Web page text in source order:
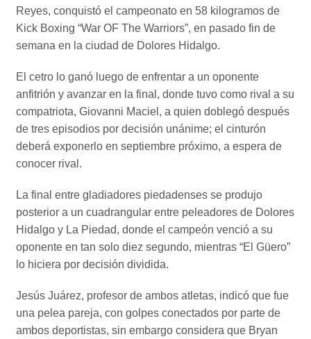
Reyes, conquistó el campeonato en 58 kilogramos de
Kick Boxing “War OF The Warriors”, en pasado fin de
semana en la ciudad de Dolores Hidalgo.
El cetro lo ganó luego de enfrentar a un oponente
anfitrión y avanzar en la final, donde tuvo como rival a su
compatriota, Giovanni Maciel, a quien doblegó después
de tres episodios por decisión unánime; el cinturón
deberá exponerlo en septiembre próximo, a espera de
conocer rival.
La final entre gladiadores piedadenses se produjo
posterior a un cuadrangular entre peleadores de Dolores
Hidalgo y La Piedad, donde el campeón venció a su
oponente en tan solo diez segundo, mientras “El Güero”
lo hiciera por decisión dividida.
Jesús Juárez, profesor de ambos atletas, indicó que fue
una pelea pareja, con golpes conectados por parte de
ambos deportistas, sin embargo considera que Bryan